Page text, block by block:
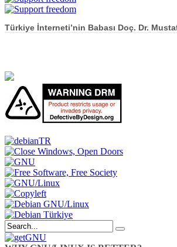
Türkiye İnterneti’nin Babası Doç. Dr.